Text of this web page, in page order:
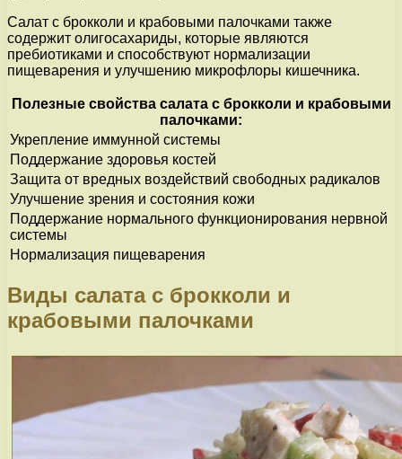
Салат с брокколи и крабовыми палочками также
содержит олигосахариды, которые являются
пребиотиками и способствуют нормализации
пищеварения и улучшению микрофлоры кишечника.
Полезные свойства салата с брокколи и крабовыми
палочками:
Укрепление иммунной системы
Поддержание здоровья костей
Защита от вредных воздействий свободных радикалов
Улучшение зрения и состояния кожи
Поддержание нормального функционирования нервной
системы
Нормализация пищеварения
Виды салата с брокколи и
крабовыми палочками